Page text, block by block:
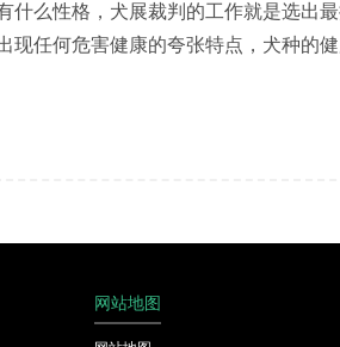
什么性格，犬展裁判的工作就是选出
任何危害健康的夸张特点，犬种的
网站地图